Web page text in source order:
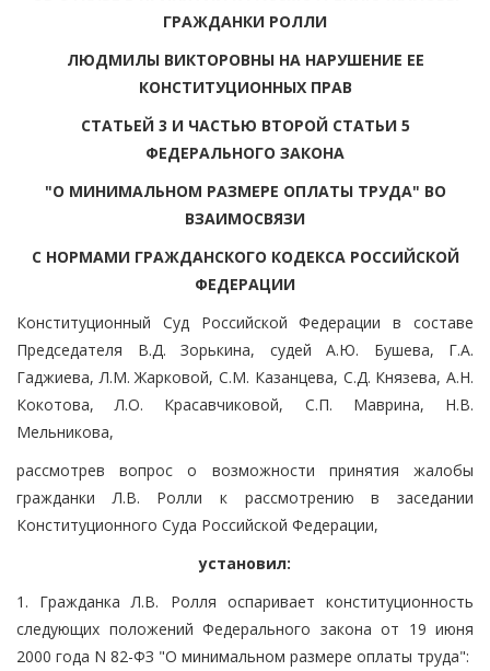
ГРАЖДАНКИ РОЛЛИ
ЛЮДМИЛЫ ВИКТОРОВНЫ НА НАРУШЕНИЕ ЕЕ
КОНСТИТУЦИОННЫХ ПРАВ
СТАТЬЕЙ 3 И ЧАСТЬЮ ВТОРОЙ СТАТЬИ 5
ФЕДЕРАЛЬНОГО ЗАКОНА
"О МИНИМАЛЬНОМ РАЗМЕРЕ ОПЛАТЫ ТРУДА" ВО
ВЗАИМОСВЯЗИ
С НОРМАМИ ГРАЖДАНСКОГО КОДЕКСА РОССИЙСКОЙ
ФЕДЕРАЦИИ
Конституционный Суд Российской Федерации в составе
Председателя В.Д. Зорькина, судей А.Ю. Бушева, Г.А.
Гаджиева, Л.М. Жарковой, С.М. Казанцева, С.Д. Князева, А.Н.
Кокотова, Л.О. Красавчиковой, С.П. Маврина, Н.В.
Мельникова,
рассмотрев вопрос о возможности принятия жалобы
гражданки Л.В. Ролли к рассмотрению в заседании
Конституционного Суда Российской Федерации,
установил:
1. Гражданка Л.В. Ролля оспаривает конституционность
следующих положений Федерального закона от 19 июня
2000 года N 82-ФЗ "О минимальном размере оплаты труда":